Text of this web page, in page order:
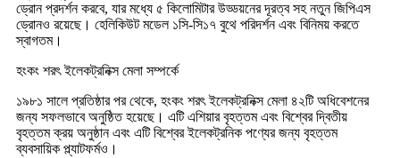
ড্রোন প্রদর্শন করবে, যার মধ্যে ৫ কিলোমিটার উড্ডয়নের দূরত্ব সহ নতুন জিপিএস
ড্রোনও রয়েছে। হেলিকিউট মডেল ১সি-সি১৭ বুথে পরিদর্শন এবং বিনিময় করতে
স্বাগতম।
হংকং শরৎ ইলেকট্রনিক্স মেলা সম্পর্কে
১৯৮১ সালে প্রতিষ্ঠার পর থেকে, হংকং শরৎ ইলেকট্রনিক্স মেলা ৪২টি অধিবেশনের
জন্য সফলভাবে অনুষ্ঠিত হয়েছে। এটি এশিয়ার বৃহত্তম এবং বিশ্বের দ্বিতীয়
বৃহত্তম ক্রয় অনুষ্ঠান এবং এটি বিশ্বের ইলেকট্রনিক পণ্যের জন্য বৃহত্তম
ব্যবসায়িক প্ল্যাটফর্মও।